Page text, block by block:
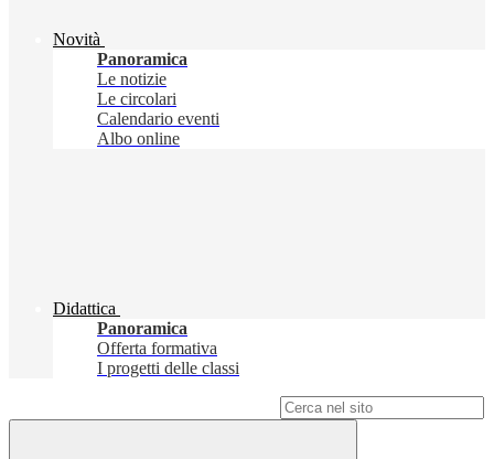
Novità
Panoramica
Le notizie
Le circolari
Calendario eventi
Albo online
Didattica
Panoramica
Offerta formativa
I progetti delle classi